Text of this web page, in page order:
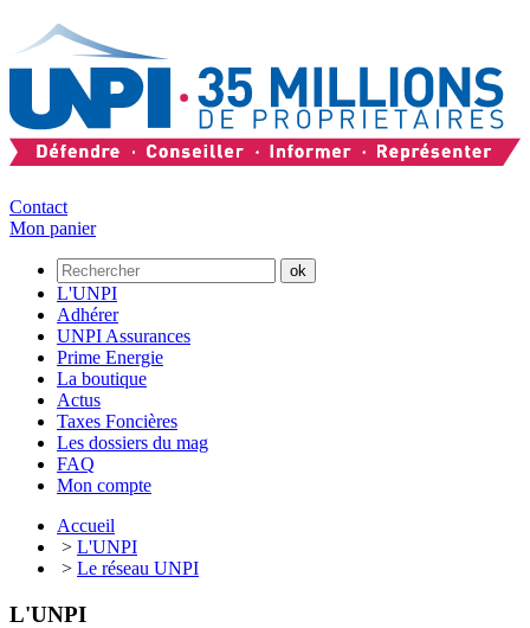
Contact
Mon panier
L'UNPI
Adhérer
UNPI Assurances
Prime Energie
La boutique
Actus
Taxes Foncières
Les dossiers du mag
FAQ
Mon compte
Accueil
> L'UNPI
> Le réseau UNPI
L'UNPI